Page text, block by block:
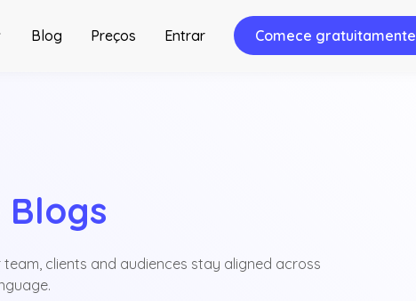
Blog Preços Entrar Comece gratuitamente
clients and audiences stay aligned across